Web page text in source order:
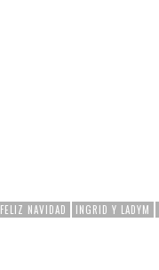
FELIZ NAVIDAD INGRID Y LADYM